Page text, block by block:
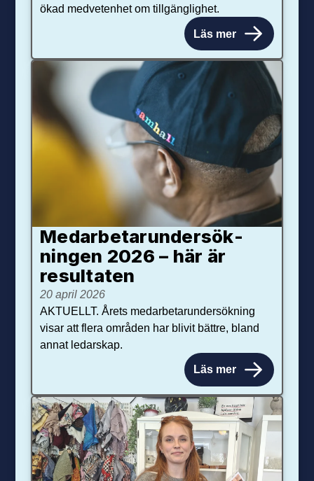
ökad medvetenhet om tillgänglighet.
Läs mer
Medarbetar­under­sök­
ningen 2026 – här är
resultaten
20 april 2026
AKTUELLT. Årets medarbetarundersökning
visar att flera områden har blivit bättre, bland
annat ledarskap.
Läs mer